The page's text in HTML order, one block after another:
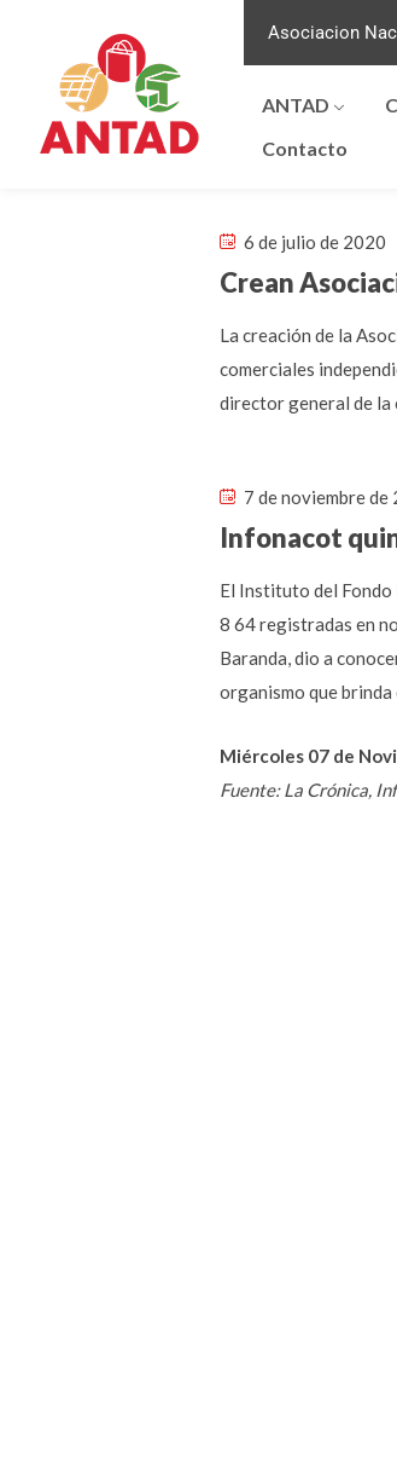
Asociacion
ANTAD
Contacto
6 de julio de 2020
Crean
La creación de la
comerciales
director general de la
7 de noviembre de
Infonacot
El Instituto del Fondo
8 64 registradas en
Baranda, dio a
organismo que brinda
Miércoles 07 de
Fuente: La Crónica,